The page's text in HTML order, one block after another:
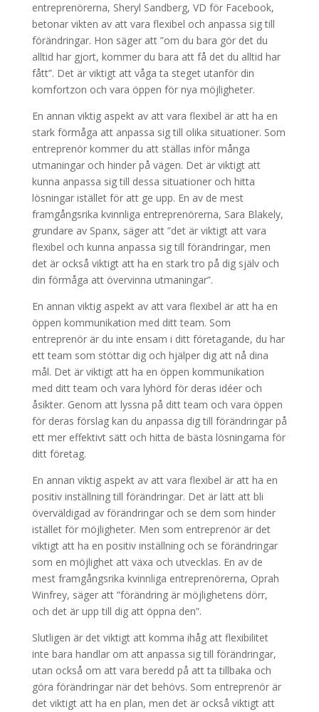
entreprenörerna, Sheryl Sandberg, VD för Facebook,
betonar vikten av att vara flexibel och anpassa sig till
förändringar. Hon säger att ”om du bara gör det du
alltid har gjort, kommer du bara att få det du alltid har
fått”. Det är viktigt att våga ta steget utanför din
komfortzon och vara öppen för nya möjligheter.
En annan viktig aspekt av att vara flexibel är att ha en
stark förmåga att anpassa sig till olika situationer. Som
entreprenör kommer du att ställas inför många
utmaningar och hinder på vägen. Det är viktigt att
kunna anpassa sig till dessa situationer och hitta
lösningar istället för att ge upp. En av de mest
framgångsrika kvinnliga entreprenörerna, Sara Blakely,
grundare av Spanx, säger att ”det är viktigt att vara
flexibel och kunna anpassa sig till förändringar, men
det är också viktigt att ha en stark tro på dig själv och
din förmåga att övervinna utmaningar”.
En annan viktig aspekt av att vara flexibel är att ha en
öppen kommunikation med ditt team. Som
entreprenör är du inte ensam i ditt företagande, du har
ett team som stöttar dig och hjälper dig att nå dina
mål. Det är viktigt att ha en öppen kommunikation
med ditt team och vara lyhörd för deras idéer och
åsikter. Genom att lyssna på ditt team och vara öppen
för deras förslag kan du anpassa dig till förändringar på
ett mer effektivt sätt och hitta de bästa lösningarna för
ditt företag.
En annan viktig aspekt av att vara flexibel är att ha en
positiv inställning till förändringar. Det är lätt att bli
överväldigad av förändringar och se dem som hinder
istället för möjligheter. Men som entreprenör är det
viktigt att ha en positiv inställning och se förändringar
som en möjlighet att växa och utvecklas. En av de
mest framgångsrika kvinnliga entreprenörerna, Oprah
Winfrey, säger att ”förändring är möjlighetens dörr,
och det är upp till dig att öppna den”.
Slutligen är det viktigt att komma ihåg att flexibilitet
inte bara handlar om att anpassa sig till förändringar,
utan också om att vara beredd på att ta tillbaka och
göra förändringar när det behövs. Som entreprenör är
det viktigt att ha en plan, men det är också viktigt att